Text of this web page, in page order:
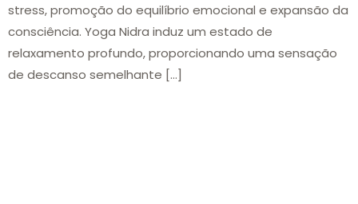
stress, promoção do equilíbrio emocional e expansão da
consciência. Yoga Nidra induz um estado de
relaxamento profundo, proporcionando uma sensação
de descanso semelhante […]